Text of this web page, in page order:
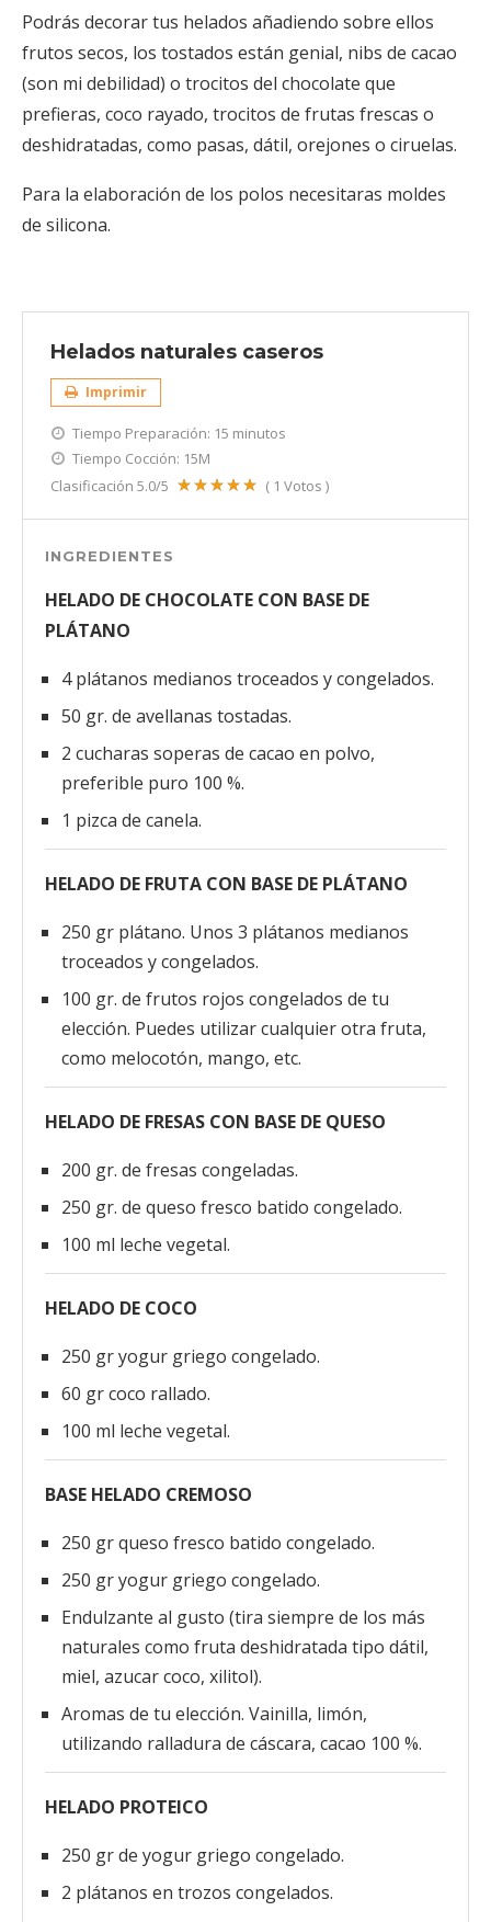
Podrás decorar tus helados añadiendo sobre ellos
frutos secos, los tostados están genial, nibs de cacao
(son mi debilidad) o trocitos del chocolate que
prefieras, coco rayado, trocitos de frutas frescas o
deshidratadas, como pasas, dátil, orejones o ciruelas.
Para la elaboración de los polos necesitaras moldes
de silicona.
Helados naturales caseros
Imprimir
Tiempo Preparación: 15 minutos
Tiempo Cocción: 15M
Clasificación 5.0/5 ( 1 Votos )
INGREDIENTES
HELADO DE CHOCOLATE CON BASE DE
PLÁTANO
4 plátanos medianos troceados y congelados.
50 gr. de avellanas tostadas.
2 cucharas soperas de cacao en polvo,
preferible puro 100 %.
1 pizca de canela.
HELADO DE FRUTA CON BASE DE PLÁTANO
250 gr plátano. Unos 3 plátanos medianos
troceados y congelados.
100 gr. de frutos rojos congelados de tu
elección. Puedes utilizar cualquier otra fruta,
como melocotón, mango, etc.
HELADO DE FRESAS CON BASE DE QUESO
200 gr. de fresas congeladas.
250 gr. de queso fresco batido congelado.
100 ml leche vegetal.
HELADO DE COCO
250 gr yogur griego congelado.
60 gr coco rallado.
100 ml leche vegetal.
BASE HELADO CREMOSO
250 gr queso fresco batido congelado.
250 gr yogur griego congelado.
Endulzante al gusto (tira siempre de los más
naturales como fruta deshidratada tipo dátil,
miel, azucar coco, xilitol).
Aromas de tu elección. Vainilla, limón,
utilizando ralladura de cáscara, cacao 100 %.
HELADO PROTEICO
250 gr de yogur griego congelado.
2 plátanos en trozos congelados.